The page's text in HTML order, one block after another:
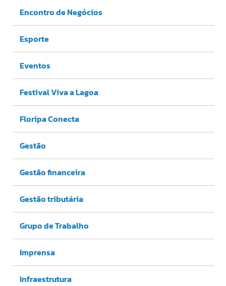
Encontro de Negócios
Esporte
Eventos
Festival Viva a Lagoa
Floripa Conecta
Gestão
Gestão financeira
Gestão tributária
Grupo de Trabalho
Imprensa
Infraestrutura